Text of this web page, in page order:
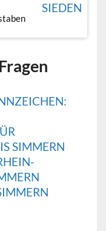
SIEDEN
SIMMERN